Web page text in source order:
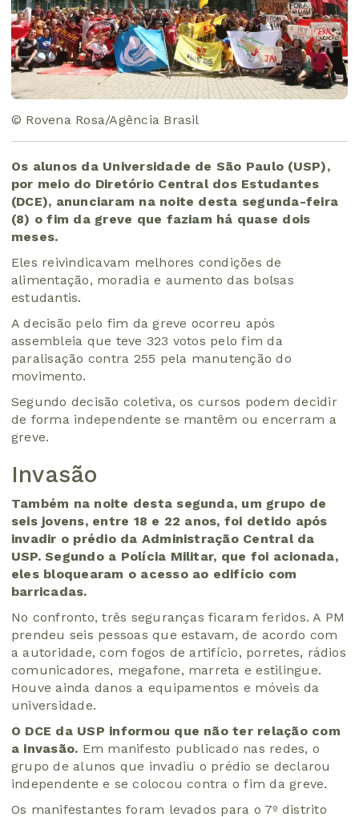
© Rovena Rosa/Agência Brasil
Os alunos da Universidade de São Paulo (USP),
por meio do Diretório Central dos Estudantes
(DCE), anunciaram na noite desta segunda-feira
(8) o fim da greve que faziam há quase dois
meses.
Eles reivindicavam melhores condições de
alimentação, moradia e aumento das bolsas
estudantis.
A decisão pelo fim da greve ocorreu após
assembleia que teve 323 votos pelo fim da
paralisação contra 255 pela manutenção do
movimento.
Segundo decisão coletiva, os cursos podem decidir
de forma independente se mantêm ou encerram a
greve.
Invasão
Também na noite desta segunda, um grupo de
seis jovens, entre 18 e 22 anos, foi detido após
invadir o prédio da Administração Central da
USP. Segundo a Polícia Militar, que foi acionada,
eles bloquearam o acesso ao edifício com
barricadas.
No confronto, três seguranças ficaram feridos. A PM
prendeu seis pessoas que estavam, de acordo com
a autoridade, com fogos de artifício, porretes, rádios
comunicadores, megafone, marreta e estilingue.
Houve ainda danos a equipamentos e móveis da
universidade.
O DCE da USP informou que não ter relação com
a invasão. Em manifesto publicado nas redes, o
grupo de alunos que invadiu o prédio se declarou
independente e se colocou contra o fim da greve.
Os manifestantes foram levados para o 7º distrito